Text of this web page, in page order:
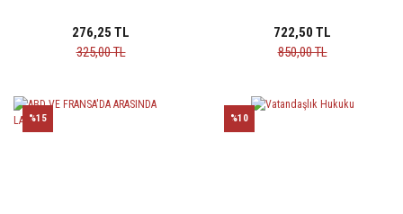
276,25 TL
325,00 TL
722,50 TL
850,00 TL
%15 %10